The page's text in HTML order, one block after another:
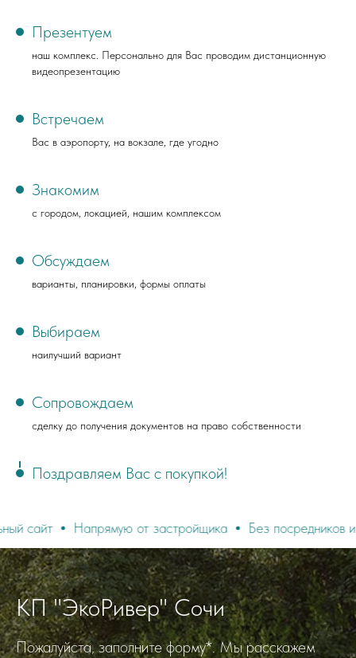
Презентуем
наш комплекс. Персонально для Вас проводим дистанционную
видеопрезентацию
Встречаем
Вас в аэропорту, на вокзале, где угодно
Знакомим
с городом, локацией, нашим комплексом
Обсуждаем
варианты, планировки, формы оплаты
Выбираем
наилучший вариант
Сопровождаем
сделку до получения документов на право собственности
Поздравляем Вас с покупкой!
от застройщика Без посредников и комиссий!
КП "ЭкоРивер" Сочи
Пожалуйста, заполните форму*. Мы расскажем